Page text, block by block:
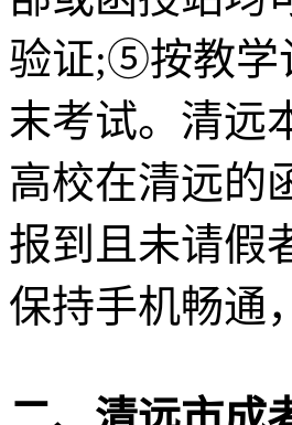
验证;⑤按教学
末考试。清远
高校在清远的
报到且未请假
保持手机畅通